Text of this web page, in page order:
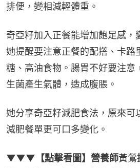
排便，變相減輕體重。
奇亞籽加入正餐能增加飽足感，
她提醒要注意正餐的配撘、卡路
糖、高油食物。腸胃不好要注意
生菌產生氣體，造成腹脹。
她分享奇亞籽減肥食法，原來可
減肥餐單更可口多變化。
▼▼▼【點擊看圖】營養師黃鶯